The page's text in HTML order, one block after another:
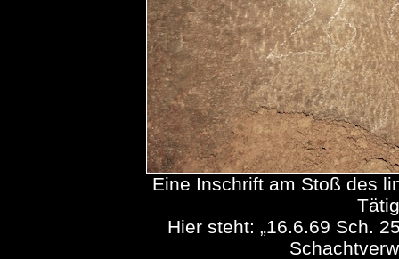
Eine Inschrift am Stoß des
Hier steht: „16.6.69 Sch.